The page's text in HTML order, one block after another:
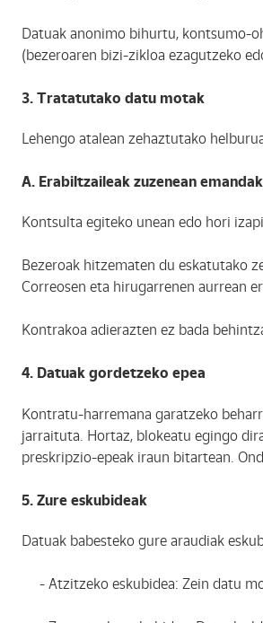
Datuak anonimo bihurtu, kontsumo-
(bezeroaren bizi-zikloa ezagutzeko
3. Tratatutako datu motak
Lehengo atalean zehaztutako
A. Erabiltzaileak zuzenean
Kontsulta egiteko unean edo hori
Bezeroak hitzematen du eskatutako
Correosen eta hirugarrenen aurrean
Kontrakoa adierazten ez bada
4. Datuak gordetzeko epea
Kontratu-harremana garatzeko
jarraituta. Hortaz, blokeatu egingo
preskripzio-epeak iraun bitartean.
5. Zure eskubideak
Datuak babesteko gure araudiak
- Atzitzeko eskubidea: Zein datu